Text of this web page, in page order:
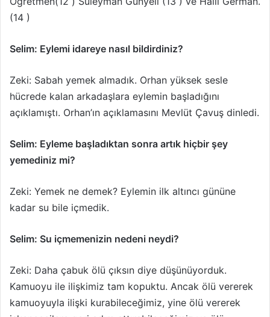
(14 )
Selim: Eylemi idareye nasıl bildirdiniz?
Zeki: Sabah yemek almadık. Orhan yüksek sesle
hücrede kalan arkadaşlara eylemin başladığını
açıklamıştı. Orhan’ın açıklamasını Mevlüt Çavuş dinledi.
Selim: Eyleme başladıktan sonra artık hiçbir şey
yemediniz mi?
Zeki: Yemek ne demek? Eylemin ilk altıncı gününe
kadar su bile içmedik.
Selim: Su içmemenizin nedeni neydi?
Zeki: Daha çabuk ölü çıksın diye düşünüyorduk.
Kamuoyu ile ilişkimiz tam kopuktu. Ancak ölü vererek
kamuoyuyla ilişki kurabileceğimiz, yine ölü vererek